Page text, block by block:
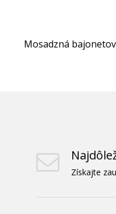
Mosadzná
Získajte